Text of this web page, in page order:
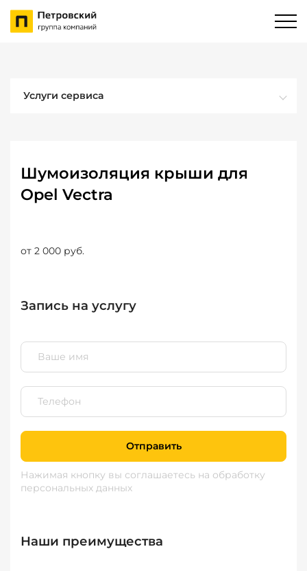
Услуги сервиса
Шумоизоляция крыши для
Opel Vectra
от 2 000 руб.
Запись на услугу
Отправить
Нажимая кнопку вы соглашаетесь на обработку
персональных данных
Наши преимущества